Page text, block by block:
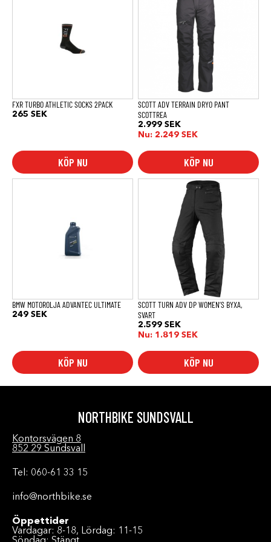
FXR TURBO ATHLETIC SOCKS 2PACK
265 SEK
KÖP NU
SCOTT ADV TERRAIN DRYO PANT
SCOTTREA
2.999 SEK
Nu: 2.249 SEK
KÖP NU
alternativen
produktsidan
BMW MOTOROLJA ADVANTEC ULTIMATE
249 SEK
KÖP NU
SCOTT TURN ADV DP WOMEN’S BYXA,
SVART
2.599 SEK
Nu: 1.819 SEK
KÖP NU
produkten
varianter.
alternativen
produktsidan
NORTHBIKE SUNDSVALL
Kontorsvägen 8
852 29 Sundsvall
Tel: 060-61 33 15
info@northbike.se
Öppettider
Vardagar: 8-18, Lördag: 11-15